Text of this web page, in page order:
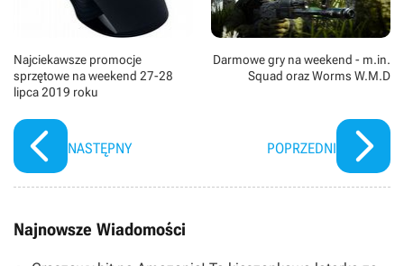
Najciekawsze promocje
sprzętowe na weekend 27-28
lipca 2019 roku
NASTĘPNY
Darmowe gry na weekend - m.in.
Squad oraz Worms W.M.D
POPRZEDNI
Najnowsze Wiadomości